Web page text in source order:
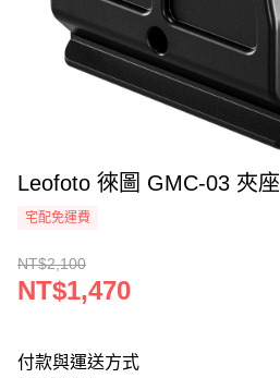
Leofoto 徠圖 GMC-03 夾座
宅配免運費
NT$2,100
NT$1,470
付款與運送方式